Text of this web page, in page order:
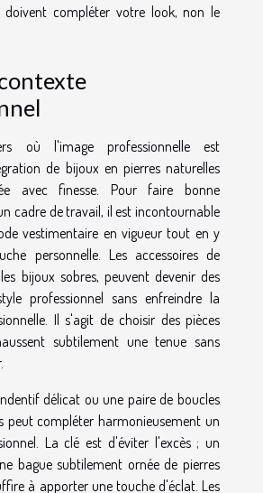
doivent compléter votre look, non le
où l'image professionnelle est
de bijoux en pierres naturelles
avec finesse. Pour faire bonne
cadre de travail, il est incontournable
vestimentaire en vigueur tout en y
personnelle. Les accessoires de
bijoux sobres, peuvent devenir des
professionnel sans enfreindre la
Il s'agit de choisir des pièces
subtilement une tenue sans
délicat ou une paire de boucles
peut compléter harmonieusement un
La clé est d'éviter l'excès ; un
bague subtilement ornée de pierres
à apporter une touche d'éclat. Les